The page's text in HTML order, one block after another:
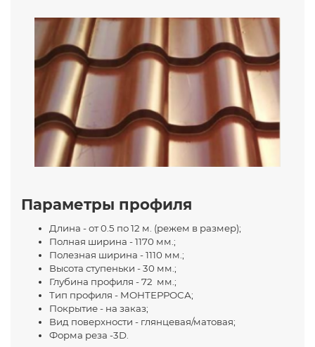
Параметры профиля
Длина - от 0.5 по 12 м. (режем в размер);
Полная ширина - 1170 мм.;
Полезная ширина - 1110 мм.;
Высота ступеньки - 30 мм.;
Глубина профиля - 72 мм.;
Тип профиля - МОНТЕРРОСА;
Покрытие - на заказ;
Вид поверхности - глянцевая/матовая;
Форма реза -3D.